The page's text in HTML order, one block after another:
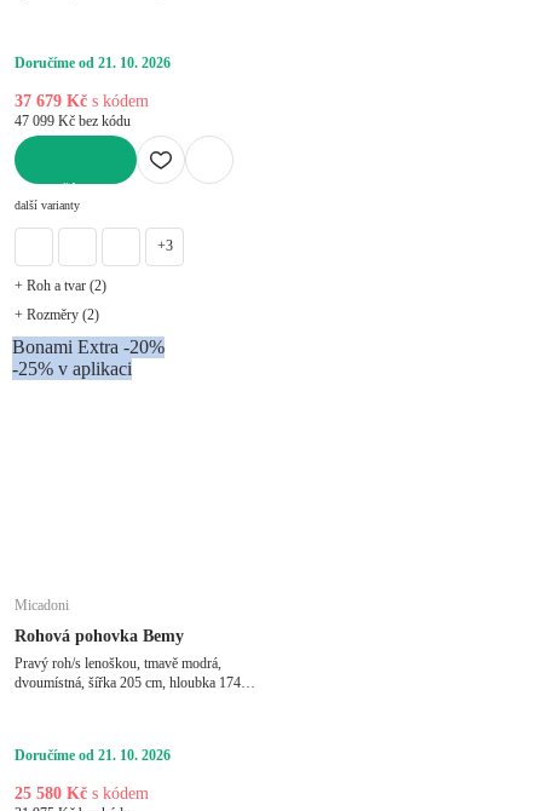
Doručíme od 21. 10. 2026
37 679 Kč s kódem
47 099 Kč bez kódu
další varianty
+3
+ Roh a tvar (2)
+ Rozměry (2)
Bonami Extra -20%
-25% v aplikaci
Micadoni
Rohová pohovka Bemy
Pravý roh/s lenoškou, tmavě modrá,
dvoumístná, šířka 205 cm, hloubka 174
Doručíme od 21. 10. 2026
25 580 Kč s kódem